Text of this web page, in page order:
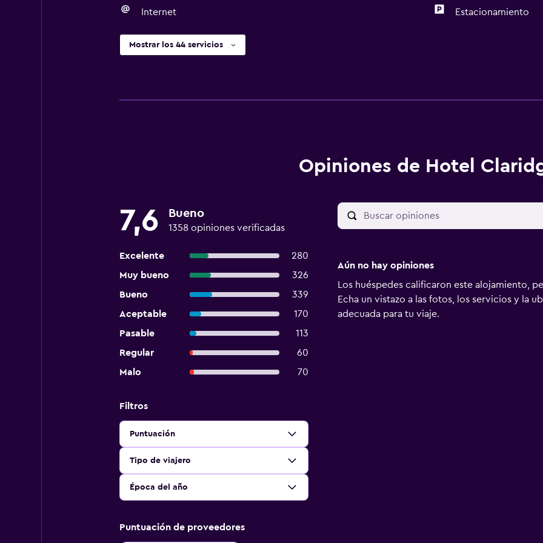
Internet Estacionamiento
Mostrar los 44 servicios
Opiniones de Hotel
7,6 Bueno
1358 opiniones verificadas
Excelente
280
Muy bueno
326
Bueno
339
Aceptable
170
Pasable
113
Regular
60
Malo
70
Filtros
Puntuación
Tipo de viajero
Época del año
Puntuación de proveedores
Aún no hay opiniones
Los huéspedes calificaron este alojamiento,
Echa un vistazo a las fotos, los servicios y la
adecuada para tu viaje.